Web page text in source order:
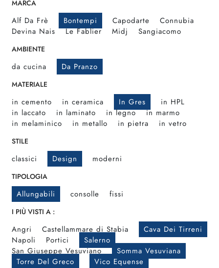
MARCA
Alf Da Frè Bontempi Capodarte
Connubia
Devina Nais
Le Fablier Midj Sangiacomo
AMBIENTE
da cucina Da Pranzo
MATERIALE
in cemento in ceramica In Gres
in HPL
in laccato
in laminato in legno
in marmo
in melaminico
in metallo in pietra in vetro
STILE
classici Design moderni
TIPOLOGIA
Allungabili consolle fissi
I PIÙ VISTI A :
Angri Castellammare di Stabia
Cava Dei Tirreni
Napoli
Portici
Salerno
San Giuseppe Vesuviano
Somma Vesuviana
Torre Del Greco
Vico Equense